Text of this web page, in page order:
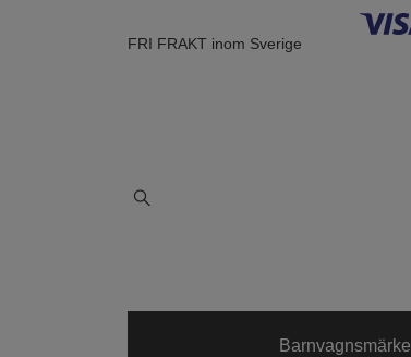
FRI FRAKT inom Sverige
Barnvagnsmärke